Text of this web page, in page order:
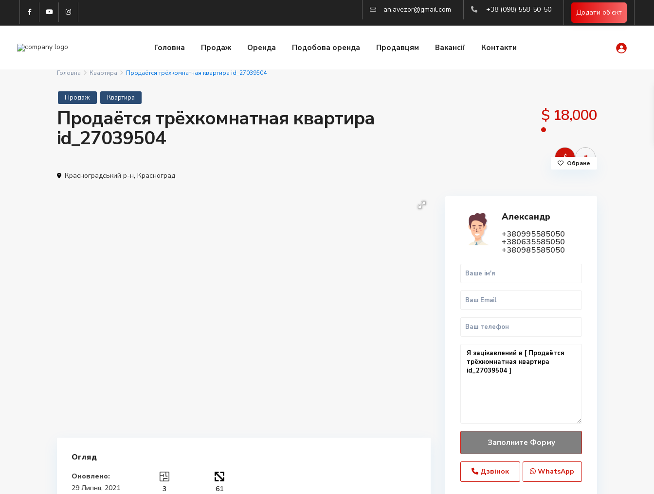
an.avezor@gmail.com +38 (098) 558-50-50 Додати об'єкт
Головна Продаж Оренда Подобова оренда Продавцям Вакансії Контакти
Головна Квартира Продаётся трёхкомнатная квартира id_27039504
Продаж Квартира
Продаётся трёхкомнатная квартира
id_27039504
$ 18,000
$ ₴
Красноградський р-н, Красноград
Обране
Огляд
Оновлено:
29 Липня, 2021
3 61
Александр
+380995585050
+380635585050
+380985585050
Дзвінок WhatsApp